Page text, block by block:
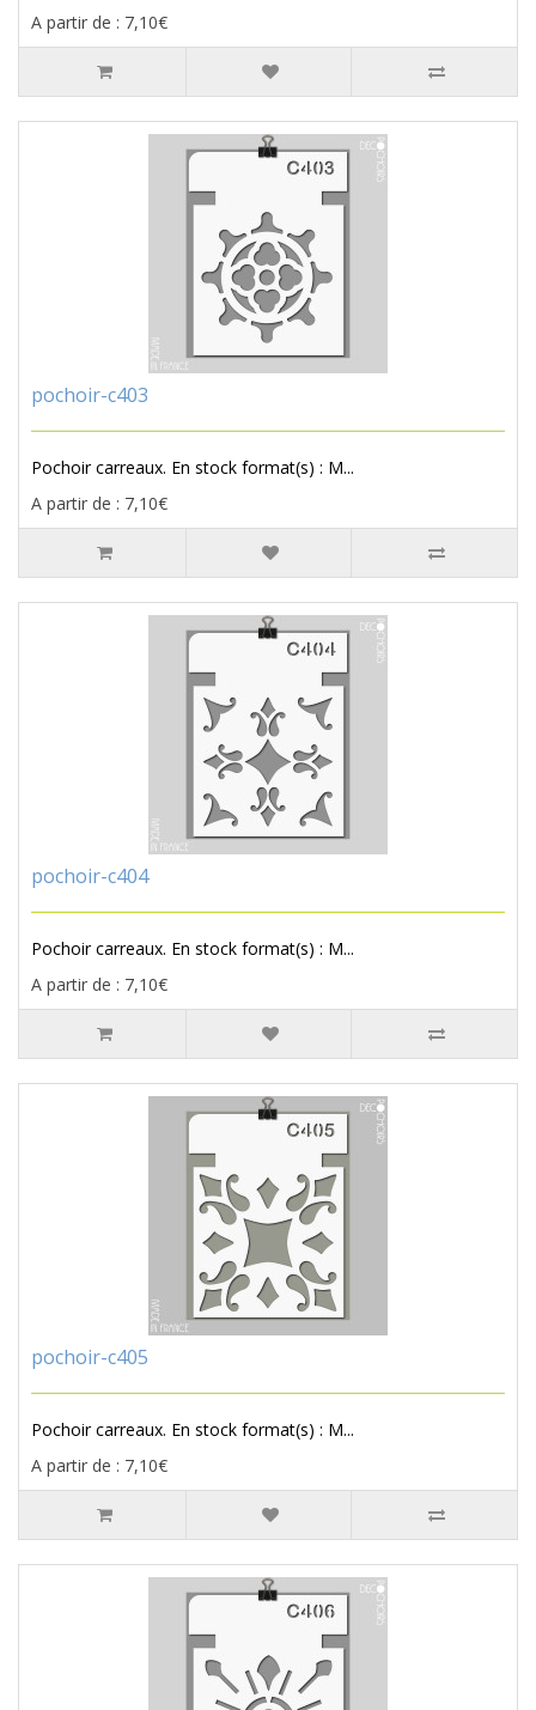
A partir de : 7,10€
pochoir-c403
Pochoir carreaux. En stock format(s) : M...
A partir de : 7,10€
pochoir-c404
Pochoir carreaux. En stock format(s) : M...
A partir de : 7,10€
pochoir-c405
Pochoir carreaux. En stock format(s) : M...
A partir de : 7,10€